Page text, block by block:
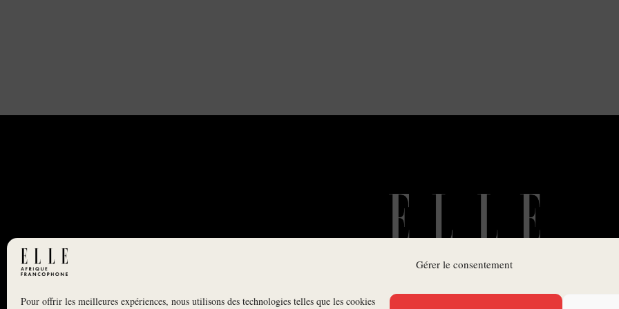
Gérer le consentement
Pour offrir les meilleures expériences, nous utilisons des technologies telles que les cookies
NEWSLETTER